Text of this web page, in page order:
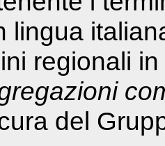
lingua
regionali
del